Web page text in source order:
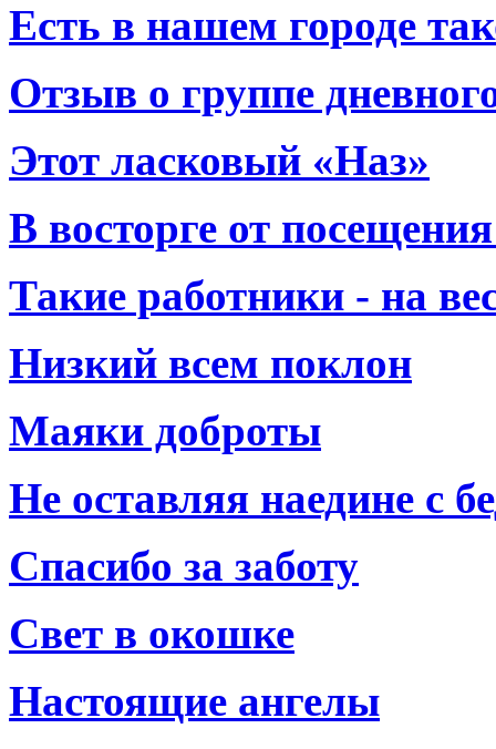
Есть в нашем городе
Отзыв о группе
Этот ласковый «Наз»
В восторге от
Такие работники - на
Низкий всем поклон
Маяки доброты
Не оставляя наедине с
Спасибо за заботу
Свет в окошке
Настоящие ангелы